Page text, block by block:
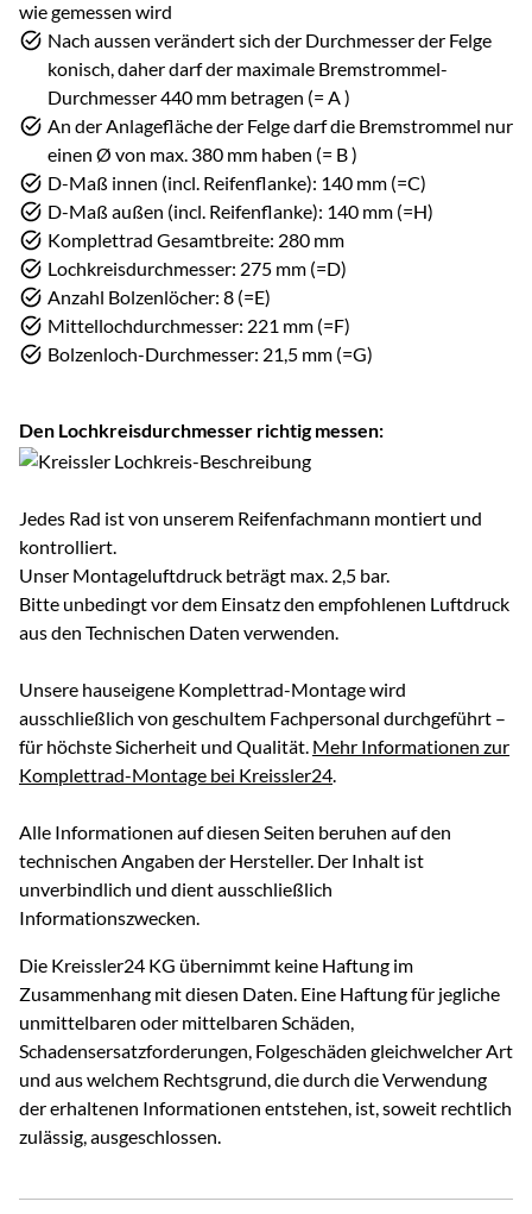
Nach aussen verändert sich der Durchmesser der Felge
konisch, daher darf der maximale Bremstrommel-
Durchmesser 440 mm betragen (= A )
An der Anlagefläche der Felge darf die Bremstrommel nur
einen Ø von max. 380 mm haben (= B )
D-Maß innen (incl. Reifenflanke): 140 mm (=C)
D-Maß außen (incl. Reifenflanke): 140 mm (=H)
Komplettrad Gesamtbreite: 280 mm
Lochkreisdurchmesser: 275 mm (=D)
Anzahl Bolzenlöcher: 8 (=E)
Mittellochdurchmesser: 221 mm (=F)
Bolzenloch-Durchmesser: 21,5 mm (=G)
Den Lochkreisdurchmesser richtig messen:
Jedes Rad ist von unserem Reifenfachmann montiert und
kontrolliert.
Unser Montageluftdruck beträgt max. 2,5 bar.
Bitte unbedingt vor dem Einsatz den empfohlenen Luftdruck
aus den Technischen Daten verwenden.
Unsere hauseigene Komplettrad-Montage wird
ausschließlich von geschultem Fachpersonal durchgeführt –
für höchste Sicherheit und Qualität. Mehr Informationen zur
Komplettrad-Montage bei Kreissler24
Alle Informationen auf diesen Seiten beruhen auf den
technischen Angaben der Hersteller. Der Inhalt ist
unverbindlich und dient ausschließlich
Informationszwecken.
Die Kreissler24 KG übernimmt keine Haftung im
Zusammenhang mit diesen Daten. Eine Haftung für jegliche
unmittelbaren oder mittelbaren Schäden,
Schadensersatzforderungen, Folgeschäden gleichwelcher Art
und aus welchem Rechtsgrund, die durch die Verwendung
der erhaltenen Informationen entstehen, ist, soweit rechtlich
zulässig, ausgeschlossen.